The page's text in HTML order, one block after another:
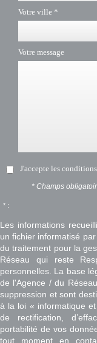
Votre ville *
Votre message
J'accepte les
* Champs
* :
Les informations
un fichier informatisé
du traitement pour la
Réseau qui reste
personnelles. La base
de l'Agence / du
suppression et sont
à la loi « informatique et
de rectification,
portabilité de vos
tout moment en